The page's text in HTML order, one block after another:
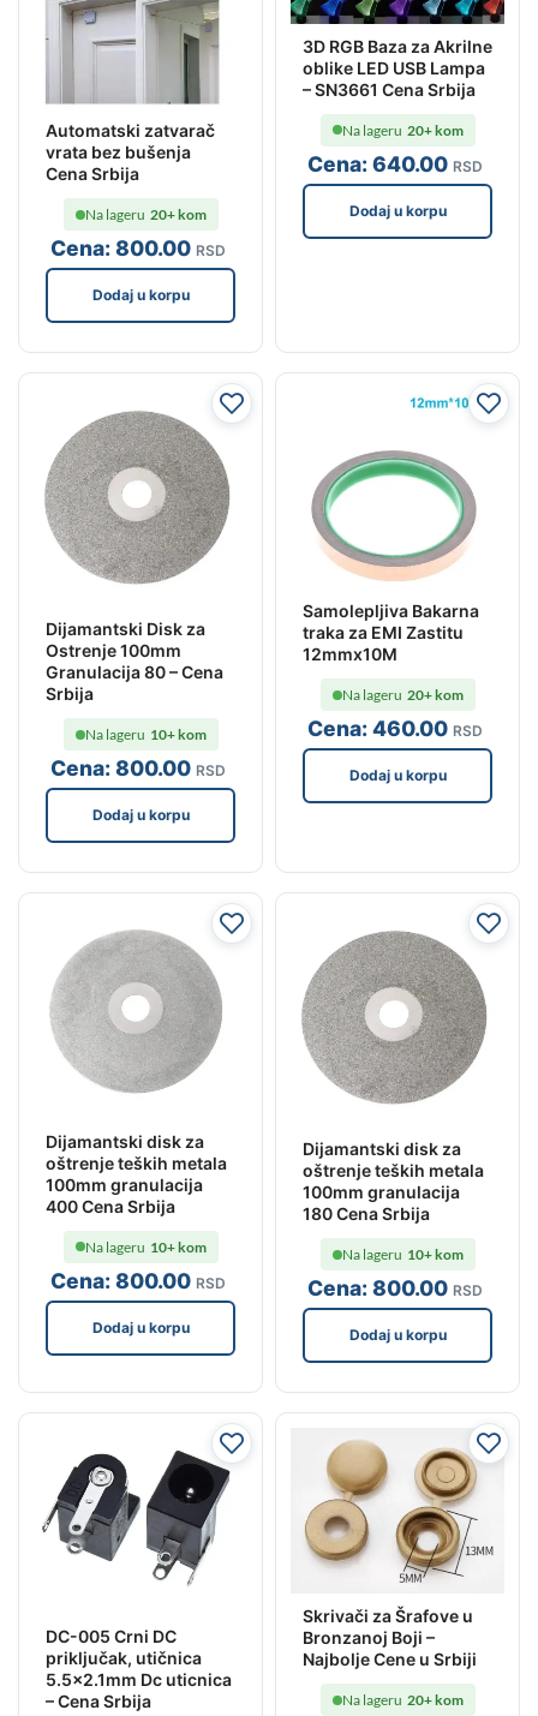
Automatski zatvarač
vrata bez bušenja
Cena Srbija
Cena:800.00 RSD
Na lageru 20+ kom
Dodaj u korpu
3D RGB Baza za Akrilne
oblike LED USB Lampa
– SN3661 Cena Srbija
Cena:640.00 RSD
Na lageru 20+ kom
Dodaj u korpu
Dijamantski Disk za
Ostrenje 100mm
Granulacija 80 – Cena
Srbija
Cena:800.00 RSD
Na lageru 10+ kom
Dodaj u korpu
Samolepljiva Bakarna
traka za EMI Zastitu
12mmx10M
Cena:460.00 RSD
Na lageru 20+ kom
Dodaj u korpu
Dijamantski disk za
oštrenje teških metala
100mm granulacija
400 Cena Srbija
Cena:800.00 RSD
Na lageru 10+ kom
Dodaj u korpu
Dijamantski disk za
oštrenje teških metala
100mm granulacija
180 Cena Srbija
Cena:800.00 RSD
Na lageru 10+ kom
Dodaj u korpu
DC-005 Crni DC
priključak, utičnica
5.5×2.1mm Dc uticnica
– Cena Srbija
Skrivači za Šrafove u
Bronzanoj Boji –
Najbolje Cene u Srbiji
Na lageru 20+ kom